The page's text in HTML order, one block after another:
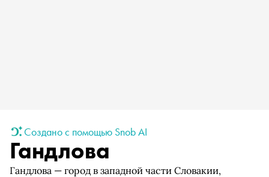
Создано с помощью Snob AI
Гандлова
Гандлова — город в западной части Словакии,